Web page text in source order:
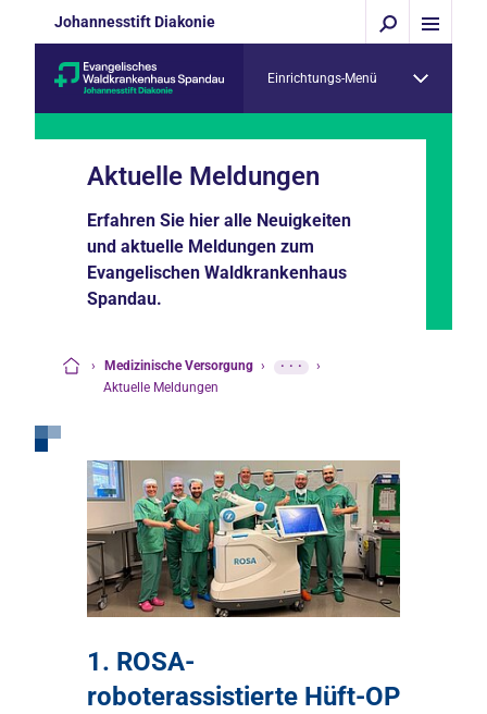
Johannesstift Diakonie
Einrichtungs-Menü
Aktuelle Meldungen
Erfahren Sie hier alle Neuigkeiten
und aktuelle Meldungen zum
Evangelischen Waldkrankenhaus
Spandau.
› Medizinische Versorgung › ···
›
Aktuelle Meldungen
1. ROSA-
roboterassistierte Hüft-OP